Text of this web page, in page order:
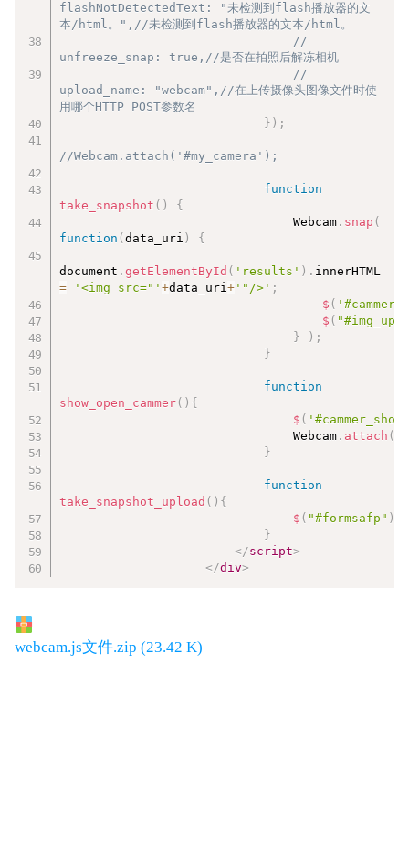
flashNotDetectedText: "未检测到flash播放器的文
本/html。",//未检测到flash播放器的文本/html。
//
unfreeze_snap: true,//是否在拍照后解冻相机
//
upload_name: "webcam",//在上传摄像头图像文件时使
用哪个HTTP POST参数名
} ) ;
//Webcam.attach('#my_camera');
function
take_snapshot ( )
{
                                Webcam
. snap (
function (data_uri ) {
document .getElementById ( 'results' ) .
=
'<img src="'+data_uri+ '"/>' ;
$ (
$ (
}
) ;
}
function
show_open_cammer ( ) {
$ (
								Webcam
. attach (
}
function
take_snapshot_upload ( ) {
$ ( "#formsafp" )
}
</script>
</div>
webcam.js文件.zip (23.42 K)